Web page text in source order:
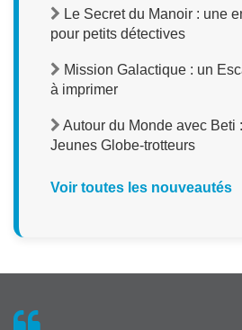
Le Secret du Manoir : une
pour petits détectives
Mission Galactique : un
à imprimer
Autour du Monde avec Beti
Jeunes Globe-trotteurs
Voir toutes les nouveautés